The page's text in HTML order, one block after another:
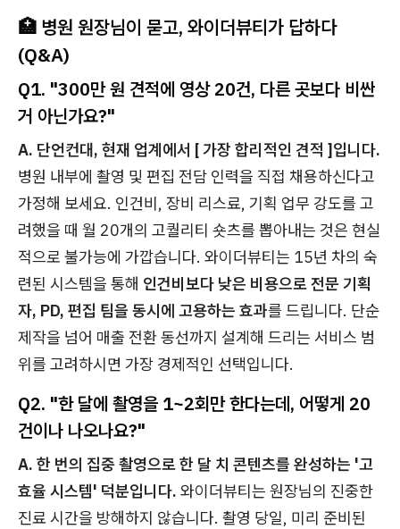
🏥 병원 원장님이 묻고, 와이더뷰티가 답하다
(Q&A)
Q1. "300만 원 견적에 영상 20건, 다른 곳보다 비싼
거 아닌가요?"
A. 단언컨대, 현재 업계에서 [ 가장 합리적인 견적 ]입니다.
병원 내부에 촬영 및 편집 전담 인력을 직접 채용하신다고
가정해 보세요. 인건비, 장비 리스료, 기획 업무 강도를 고
려했을 때 월 20개의 고퀄리티 숏츠를 뽑아내는 것은 현실
적으로 불가능에 가깝습니다. 와이더뷰티는 15년 차의 숙
련된 시스템을 통해 인건비보다 낮은 비용으로 전문 기획
자, PD, 편집 팀을 동시에 고용하는 효과를 드립니다. 단순
제작을 넘어 매출 전환 동선까지 설계해 드리는 서비스 범
위를 고려하시면 가장 경제적인 선택입니다.
Q2. "한 달에 촬영을 1~2회만 한다는데, 어떻게 20
건이나 나오나요?"
A. 한 번의 집중 촬영으로 한 달 치 콘텐츠를 완성하는 '고
효율 시스템' 덕분입니다. 와이더뷰티는 원장님의 진중한
진료 시간을 방해하지 않습니다. 촬영 당일, 미리 준비된